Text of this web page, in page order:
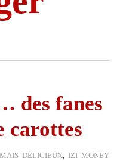
des fanes
carottes
DÉLICIEUX
IZI MONEY